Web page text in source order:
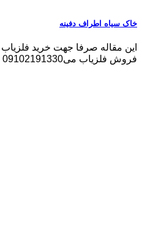
خاک سیاه اطراف دفینه
این مقاله صرفا جهت خرید
فروش فلزیاب می09102191330